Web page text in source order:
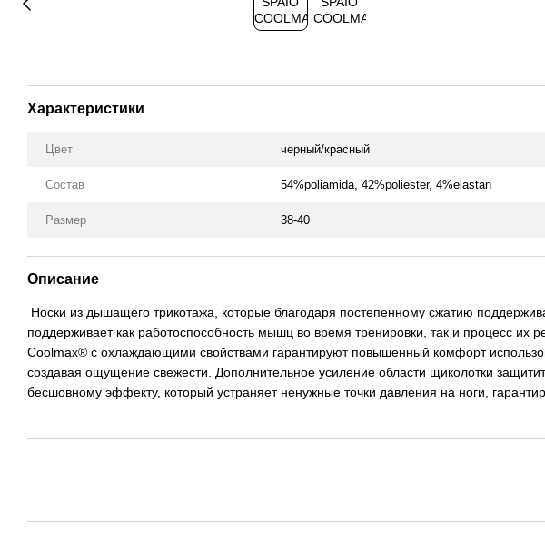
Характеристики
Цвет черный/красный
Состав 54%poliamida, 42%poliester, 4%elastan
Размер 38-40
Описание
Носки из дышащего трикотажа, которые благодаря постепенному сжатию
поддерживает как работоспособность мышц во время тренировки, так и процесс
Coolmax® с охлаждающими свойствами гарантируют повышенный комфорт
создавая ощущение свежести. Дополнительное усиление области щиколотки
бесшовному эффекту, который устраняет ненужные точки давления на ноги,